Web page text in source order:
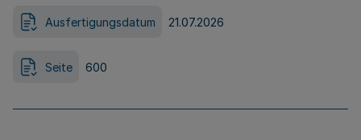
Ausfertigungsdatum 21.07.2026
Seite 600